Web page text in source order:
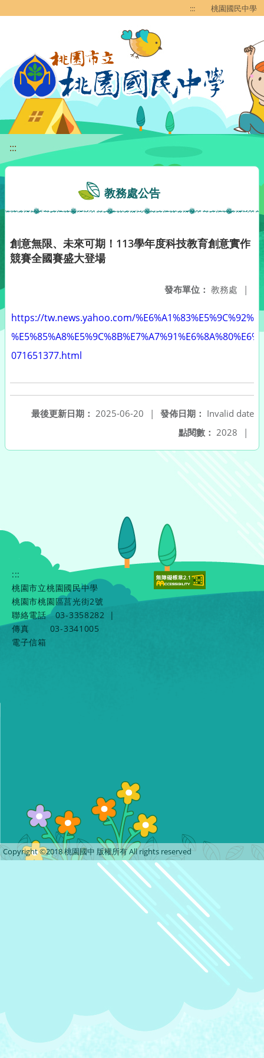
::: 桃園國民中學
:::
教務處公告
創意無限、未來可期！113學年度科技教育創意實作
競賽全國賽盛大登場
發布單位： 教務處 |
https://tw.news.yahoo.com/
071651377.html
發佈日期： Invalid date
最後更新日期： 2025-06-20
|
點閱數： 2028 |
:::
桃園市立桃園國民中學
桃園市桃園區莒光街2號
聯絡電話
03-3358282
|
傳真
03-3341005
電子信箱
Copyright ©2018 桃園國中 版權所有 All rights reserved